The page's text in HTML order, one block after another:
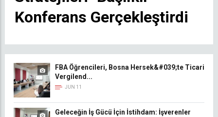
Konferans Gerçekleştirdi
FBA Öğrencileri, Bosna Hersek&#039;te Ticari
Vergilend...
JUN 11
Geleceğin İş Gücü İçin İstihdam: İşverenler